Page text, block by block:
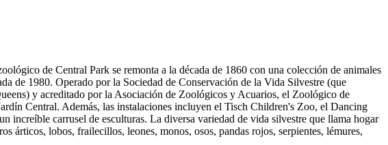
de Central Park se remonta a la década de 1860 con una colección de animales
de 1980. Operado por la Sociedad de Conservación de la Vida Silvestre (que
y acreditado por la Asociación de Zoológicos y Acuarios, el Zoológico de
Central. Además, las instalaciones incluyen el Tisch Children's Zoo, el Dancing
increíble carrusel de esculturas. La diversa variedad de vida silvestre que llama hogar
árticos, lobos, frailecillos, leones, monos, osos, pandas rojos, serpientes, lémures,